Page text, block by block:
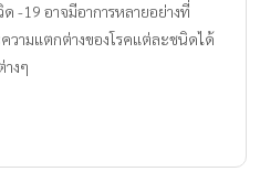
-19 อาจมีอาการหลายอย่างที่
วามแตกต่างของโรคแต่ละชนิดได้
งๆ